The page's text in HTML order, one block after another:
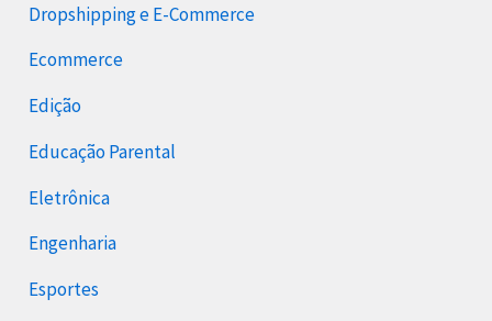
Dropshipping e E-Commerce
Ecommerce
Edição
Educação Parental
Eletrônica
Engenharia
Esportes